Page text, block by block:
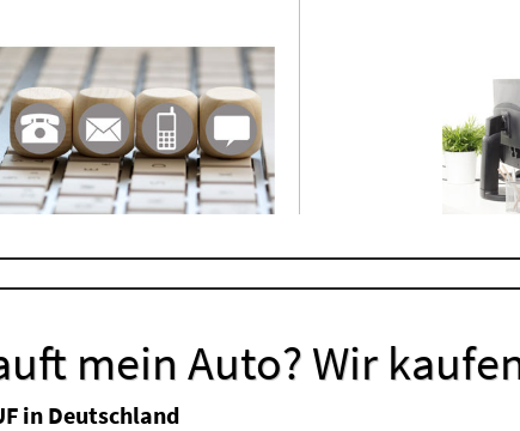
mein Auto? Wir
in Deutschland